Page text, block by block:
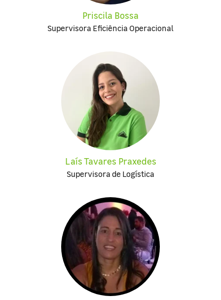
Priscila Bossa
Supervisora Eficiência Operacional
Laís Tavares Praxedes
Supervisora de Logística